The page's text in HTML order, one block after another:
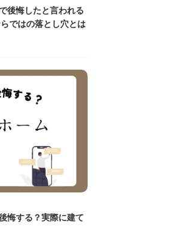
後悔したと言われる
ではの落とし穴とは
悔する？実際に建て